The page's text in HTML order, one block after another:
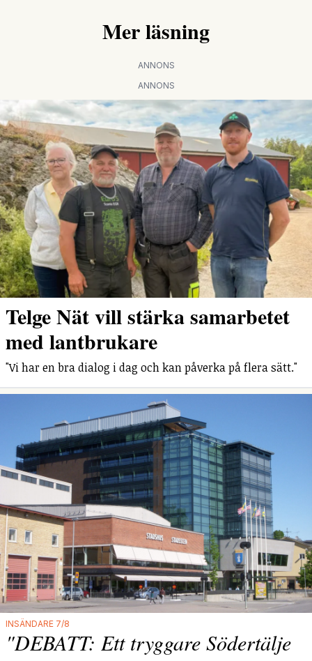
Mer läsning
ANNONS
ANNONS
Telge Nät vill stärka samarbetet
med lantbrukare
"Vi har en bra dialog i dag och kan påverka på flera sätt."
INSÄNDARE 7/8
"DEBATT: Ett tryggare Södertälje